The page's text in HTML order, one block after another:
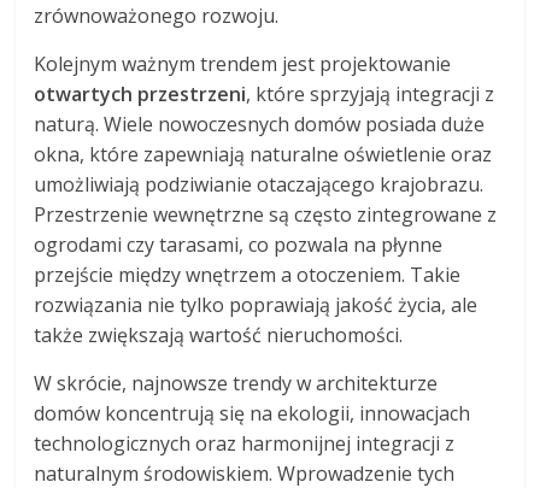
zrównoważonego rozwoju.
Kolejnym ważnym trendem jest projektowanie
otwartych przestrzeni, które sprzyjają integracji z
naturą. Wiele nowoczesnych domów posiada duże
okna, które zapewniają naturalne oświetlenie oraz
umożliwiają podziwianie otaczającego krajobrazu.
Przestrzenie wewnętrzne są często zintegrowane z
ogrodami czy tarasami, co pozwala na płynne
przejście między wnętrzem a otoczeniem. Takie
rozwiązania nie tylko poprawiają jakość życia, ale
także zwiększają wartość nieruchomości.
W skrócie, najnowsze trendy w architekturze
domów koncentrują się na ekologii, innowacjach
technologicznych oraz harmonijnej integracji z
naturalnym środowiskiem. Wprowadzenie tych